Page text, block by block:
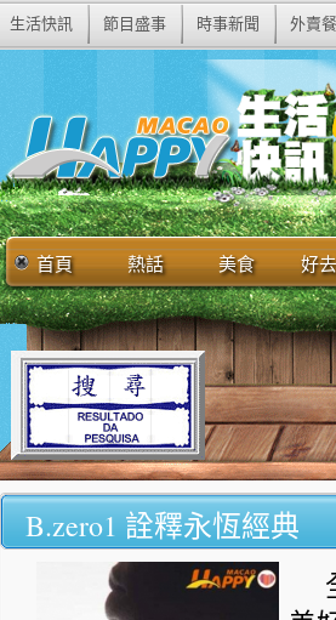
生活快訊 節目盛事 時事新聞 外賣
首頁 熱話 美食 好
B.zero1 詮釋永恆經典